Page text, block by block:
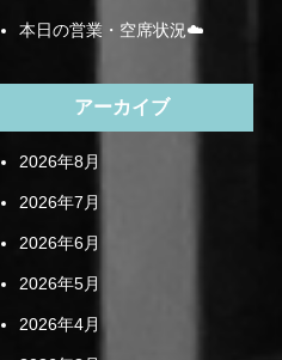
本日の営業・空席状況☁️
アーカイブ
2026年8月
2026年7月
2026年6月
2026年5月
2026年4月